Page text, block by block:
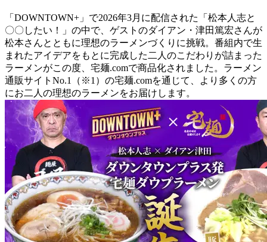
「DOWNTOWN+」で2026年3月に配信された「松本人志と
〇〇したい！」の中で、ゲストのダイアン・津田篤宏さんが
松本さんとともに理想のラーメンづくりに挑戦。番組内で生
まれたアイデアをもとに完成した二人のこだわりが詰まった
ラーメンがこの度、宅麺.comで商品化されました。ラーメン
通販サイトNo.1（※1）の宅麺.comを通じて、より多くの方
にお二人の理想のラーメンをお届けします。